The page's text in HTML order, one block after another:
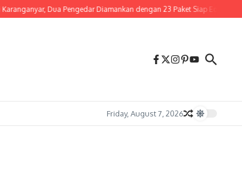
Dua Pengedar Diamankan dengan 23 Paket Siap Edar Perjalanan
Friday, August 7, 2026